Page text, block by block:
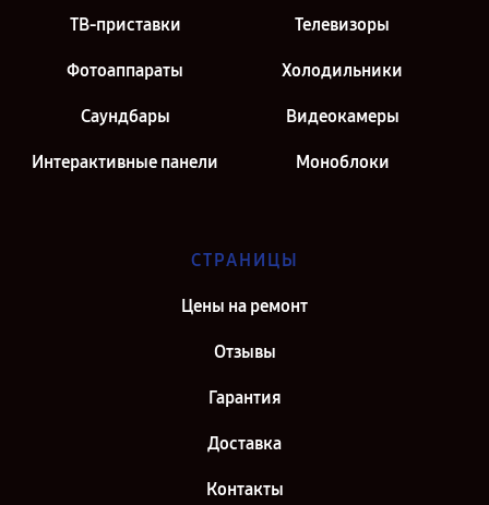
ТВ-приставки Телевизоры
Фотоаппараты Холодильники
Саундбары Видеокамеры
Интерактивные панели Моноблоки
СТРАНИЦЫ
Цены на ремонт
Отзывы
Гарантия
Доставка
Контакты